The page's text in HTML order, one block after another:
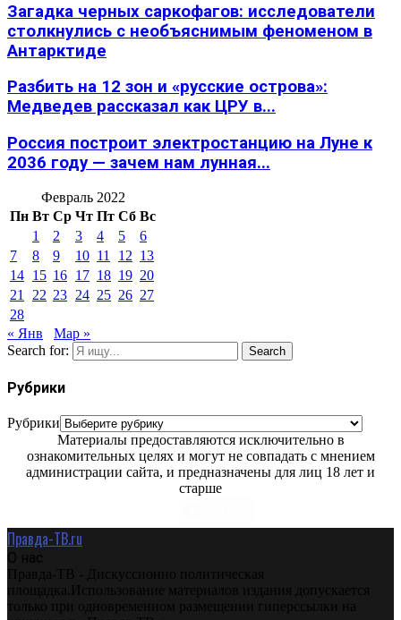
Загадка черных саркофагов: исследователи
столкнулись с необъяснимым феноменом в
Антарктиде
Разбить на 12 зон и «русские острова»:
Медведев рассказал как ЦРУ в...
Россия построит электростанцию на Луне к
2036 году — зачем нам лунная...
Февраль 2022
Пн Вт Ср Чт Пт Сб Вс
1
2 3 4 5
6
7
8 9 10 11 12 13
14 15 16 17 18 19 20
21
22 23 24 25 26 27
28
« Янв
Мар »
Search for:
Search
Рубрики
Рубрики
Материалы предоставляются исключительно в
ознакомительных целях и могут не совпадать с мнением
администрации сайта, и предназначены для лиц 18 лет и
старше
Правда-ТВ.ru
О нас
Правда-ТВ - Дискуссионно политическая
площадка.Использование материалов издания допускается
только при одновременном размещении гиперссылки на